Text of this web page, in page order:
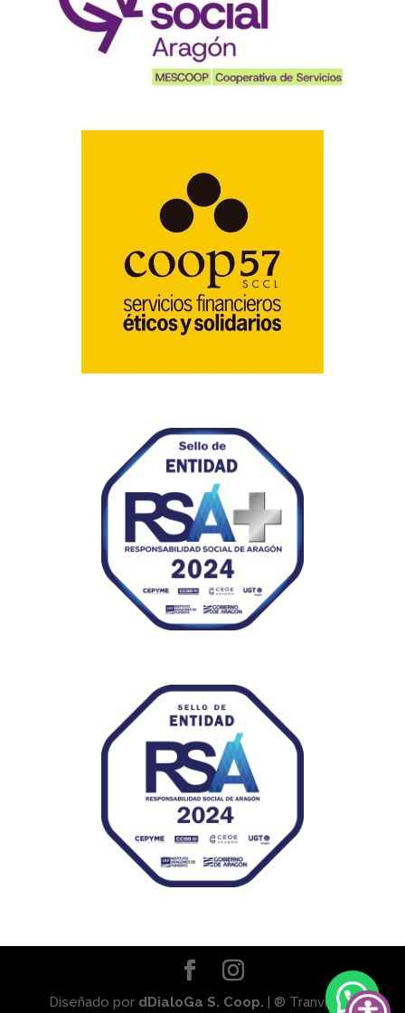
Diseñado por dDialoGa S. Coop. | ® Tranviaser